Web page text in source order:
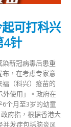
可打科兴
4针
新冠病毒后患重
，在考虑专家意
（科兴）疫苗的
外使用」。政府在
个月至3岁的幼童
府指，根据香港大
并发症包括脑炎风